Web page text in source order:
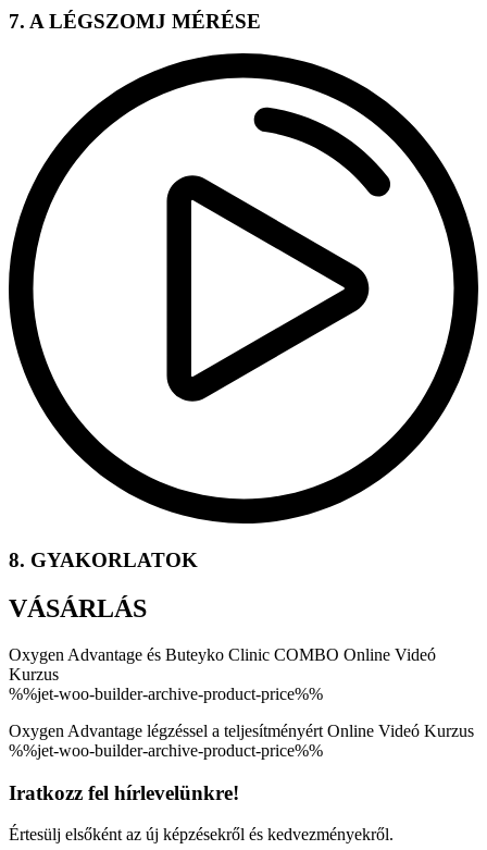
7. A LÉGSZOMJ MÉRÉSE
8. GYAKORLATOK
VÁSÁRLÁS
Oxygen Advantage és Buteyko Clinic COMBO Online Videó
Kurzus
%%jet-woo-builder-archive-product-price%%
Oxygen Advantage légzéssel a teljesítményért Online Videó Kurzus
%%jet-woo-builder-archive-product-price%%
Iratkozz fel hírlevelünkre!
Értesülj elsőként az új képzésekről és kedvezményekről.